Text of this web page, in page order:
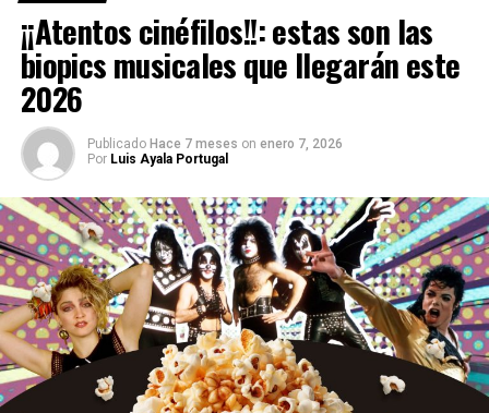
¡¡Atentos cinéfilos!!: estas son las
biopics musicales que llegarán este
2026
Publicado Hace 7 meses on enero 7, 2026
Por Luis Ayala Portugal